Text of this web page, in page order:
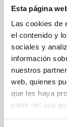
Esta página
Las cookies de
el contenido y
sociales y
información
nuestros
web, quienes
que les haya
partir del uso
FAVORITS